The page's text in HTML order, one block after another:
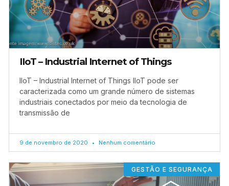
IIoT – Industrial Internet of Things
IIoT – Industrial Internet of Things IIoT pode ser
caracterizada como um grande número de sistemas
industriais conectados por meio da tecnologia de
transmissão de
9 de novembro de 2020 Nenhum comentário
GESTÃO E SEGURANÇA